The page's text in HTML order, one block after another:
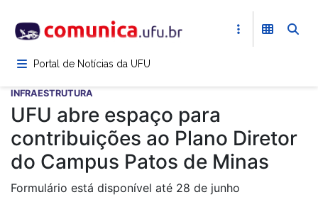
para
conteúdoPortal de Notícias da UFU
INFRAESTRUTURA
UFU abre espaço para
contribuições ao Plano Diretor
do Campus Patos de Minas
Formulário está disponível até 28 de junho